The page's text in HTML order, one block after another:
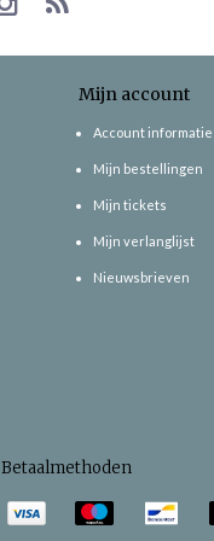
Mijn account
Account informatie
Mijn bestellingen
Mijn tickets
Mijn verlanglijst
Nieuwsbrieven
Betaalmethoden